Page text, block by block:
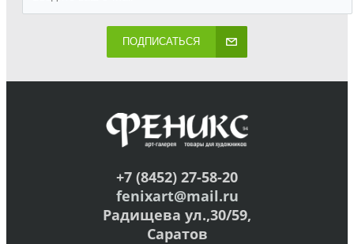
ПОДПИСАТЬСЯ
+7 (8452) 27-58-20
fenixart@mail.ru
Радищева ул.,30/59,
Саратов